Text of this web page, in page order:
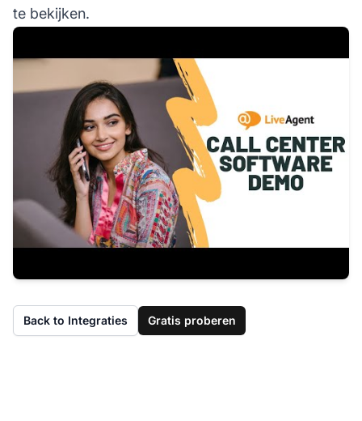
te bekijken.
Back to Integraties Gratis proberen